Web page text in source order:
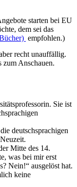
starten bei EU
dem sei das
empfohlen.)
recht unauffällig.
Anschauen.
Sie ist
deutschsprachigen
Mitte des 14.
was bei mir erst
Nein!“ ausgelöst hat.
keine